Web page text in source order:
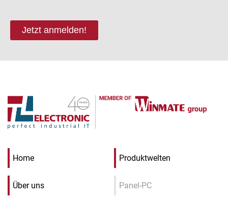
Jetzt anmelden!
Home
Über uns
Produktwelten
Panel-PC